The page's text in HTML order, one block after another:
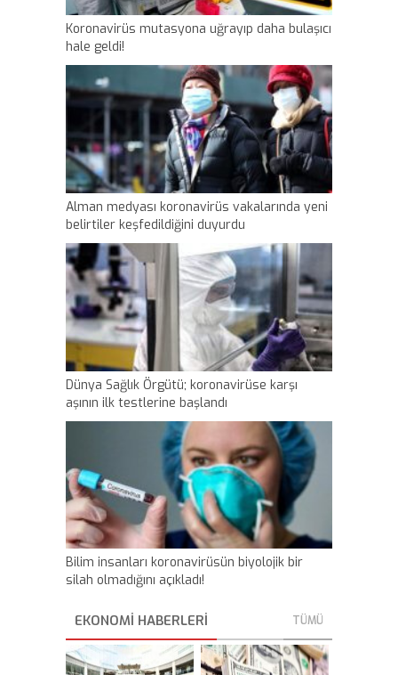
Koronavirüs mutasyona uğrayıp daha bulaşıcı
hale geldi!
Alman medyası koronavirüs vakalarında yeni
belirtiler keşfedildiğini duyurdu
Dünya Sağlık Örgütü; koronavirüse karşı
aşının ilk testlerine başlandı
Bilim insanları koronavirüsün biyolojik bir
silah olmadığını açıkladı!
EKONOMI HABERLERİ TÜMÜ